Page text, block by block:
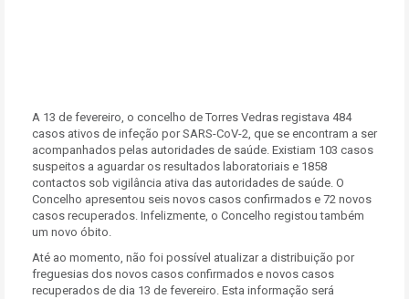
A 13 de fevereiro, o concelho de Torres Vedras registava 484
casos ativos de infeção por SARS-CoV-2, que se encontram a ser
acompanhados pelas autoridades de saúde. Existiam 103 casos
suspeitos a aguardar os resultados laboratoriais e 1858
contactos sob vigilância ativa das autoridades de saúde. O
Concelho apresentou seis novos casos confirmados e 72 novos
casos recuperados. Infelizmente, o Concelho registou também
um novo óbito.
Até ao momento, não foi possível atualizar a distribuição por
freguesias dos novos casos confirmados e novos casos
recuperados de dia 13 de fevereiro. Esta informação será